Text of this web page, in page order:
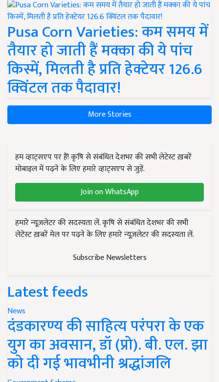
Pusa Corn Varieties: कम समय में
तैयार हो जाती हैं मक्का की ये पांच
किस्में, मिलती है प्रति हेक्टेयर 126.6
क्विंटल तक पैदावार!
More Stories
हम व्हाट्सएप पर हैं! कृषि से संबंधित देशभर की सभी लेटेस्ट ख़बरें
मोबाइल में पढ़ने के लिए हमारे व्हाट्सएप से जुड़ें.
Join on WhatsApp
हमारे न्यूज़लेटर की सदस्यता लें. कृषि से संबंधित देशभर की सभी
लेटेस्ट ख़बरें मेल पर पढ़ने के लिए हमारे न्यूज़लेटर की सदस्यता लें.
Subscribe Newsletters
Latest feeds
News
दंडकारण्य की साहित्य परंपरा के एक
युग का अवसान, डॉ (प्रो). बी. एल. झा
को दी गई भावभीनी श्रद्धांजलि